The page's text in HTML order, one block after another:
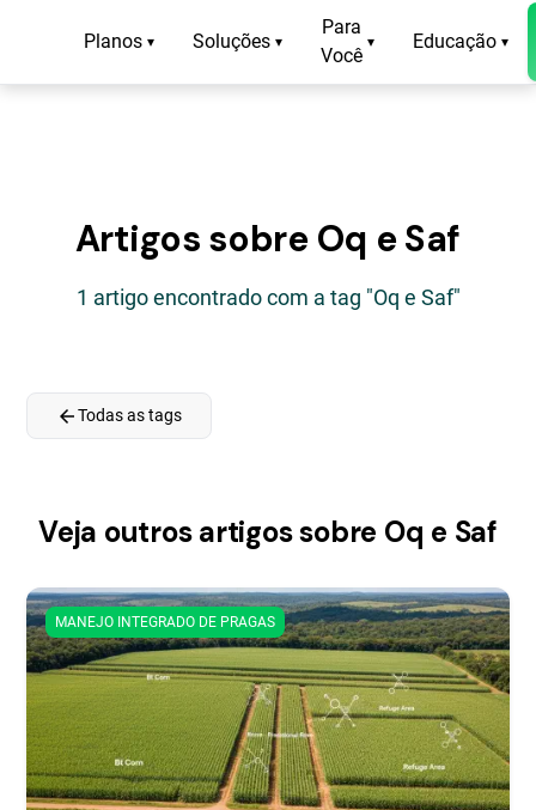
Planos ▾ Soluções ▾
Para
Você
▾ Educação ▾
Artigos sobre Oq e Saf
1 artigo encontrado com a tag "Oq e Saf"
arrow_backTodas as tags
Veja outros artigos sobre Oq e Saf
MANEJO INTEGRADO DE PRAGAS